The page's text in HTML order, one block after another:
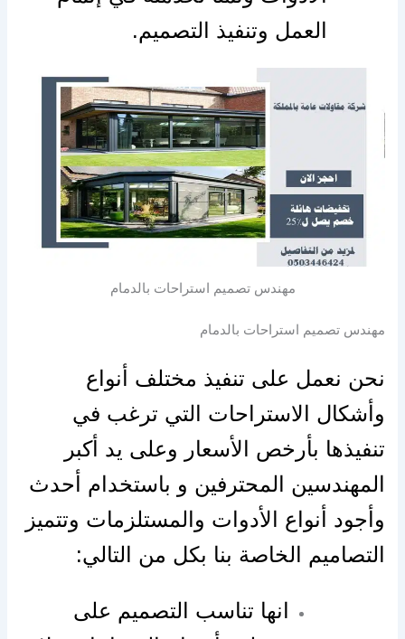
العمل وتنفيذ التصميم.
مهندس تصميم استراحات بالدمام
مهندس تصميم استراحات بالدمام
نحن نعمل على تنفيذ مختلف أنواع
وأشكال الاستراحات التي ترغب في
تنفيذها بأرخص الأسعار وعلى يد أكبر
المهندسين المحترفين و باستخدام أحدث
وأجود أنواع الأدوات والمستلزمات وتتميز
التصاميم الخاصة بنا بكل من التالي:
انها تناسب التصميم على